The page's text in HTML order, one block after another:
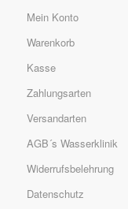
Mein Konto
Warenkorb
Kasse
Zahlungsarten
Versandarten
AGB´s Wasserklinik
Widerrufsbelehrung
Datenschutz